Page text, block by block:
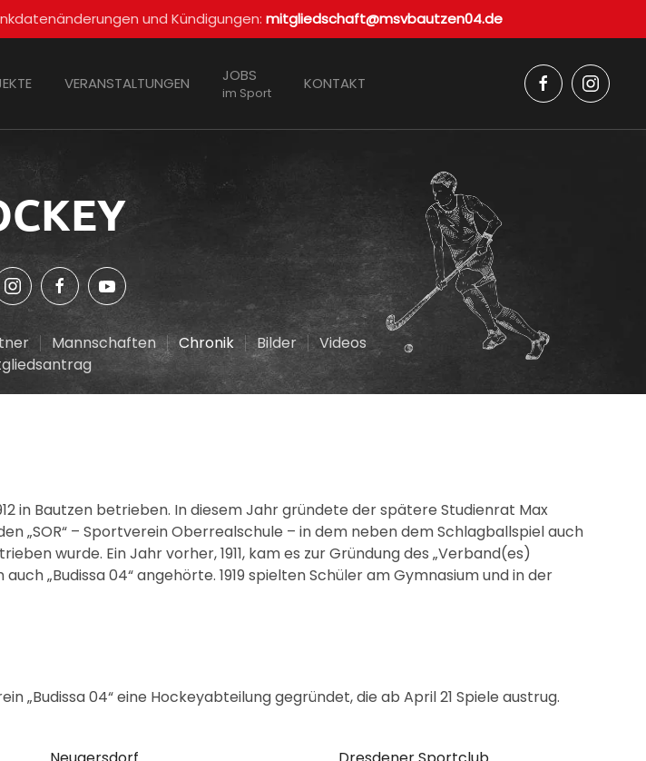
und Kündigungen: mitgliedschaft@msvbautzen04.de
VERANSTALTUNGEN JOBS
im Sport
KONTAKT
Mannschaften Chronik Bilder
Videos
in Bautzen betrieben. In diesem Jahr gründete der spätere Studienrat Max
„SOR“ – Sportverein Oberrealschule – in dem neben dem Schlagballspiel auch
wurde. Ein Jahr vorher, 1911, kam es zur Gründung des „Verband(es)
„Budissa 04“ angehörte. 1919 spielten Schüler am Gymnasium und in der
„Budissa 04“ eine Hockeyabteilung gegründet, die ab April 21 Spiele austrug.